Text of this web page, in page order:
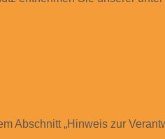
Abschnitt „Hinweis zur